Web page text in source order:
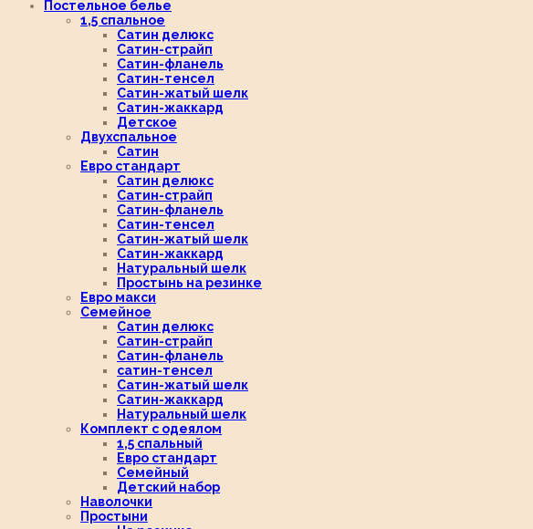
Постельное белье
1,5 спальное
Сатин делюкс
Сатин-страйп
Сатин-фланель
Сатин-тенсел
Сатин-жатый шелк
Сатин-жаккард
Детское
Двухспальное
Сатин
Евро стандарт
Сатин делюкс
Сатин-страйп
Сатин-фланель
Сатин-тенсел
Сатин-жатый шелк
Сатин-жаккард
Натуральный шелк
Простынь на резинке
Евро макси
Семейное
Сатин делюкс
Сатин-страйп
Сатин-фланель
сатин-тенсел
Сатин-жатый шелк
Сатин-жаккард
Натуральный шелк
Комплект с одеялом
1,5 спальный
Евро стандарт
Семейный
Детский набор
Наволочки
Простыни